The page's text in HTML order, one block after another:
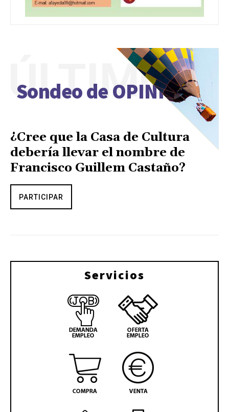
Sondeo de OPINIÓN
ÚLTIMO
¿Cree que la Casa de Cultura
debería llevar el nombre de
Francisco Guillem Castaño?
PARTICIPAR
Servicios